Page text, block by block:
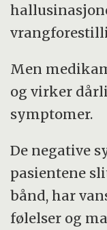
Men
og virker
symptomer.
De negative
pasientene
bånd, har
følelser og